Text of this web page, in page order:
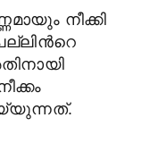
നീക്കി
റെ